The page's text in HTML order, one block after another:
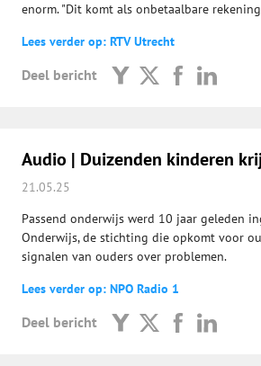
enorm. "Dit komt als onbetaalbare
Lees verder op: RTV Utrecht
Deel bericht
Audio | Duizenden kinderen
21.05.25
Passend onderwijs werd 10 jaar geleden
Onderwijs, de stichting die opkomt voor
signalen van ouders over problemen.
Lees verder op: NPO Radio 1
Deel bericht